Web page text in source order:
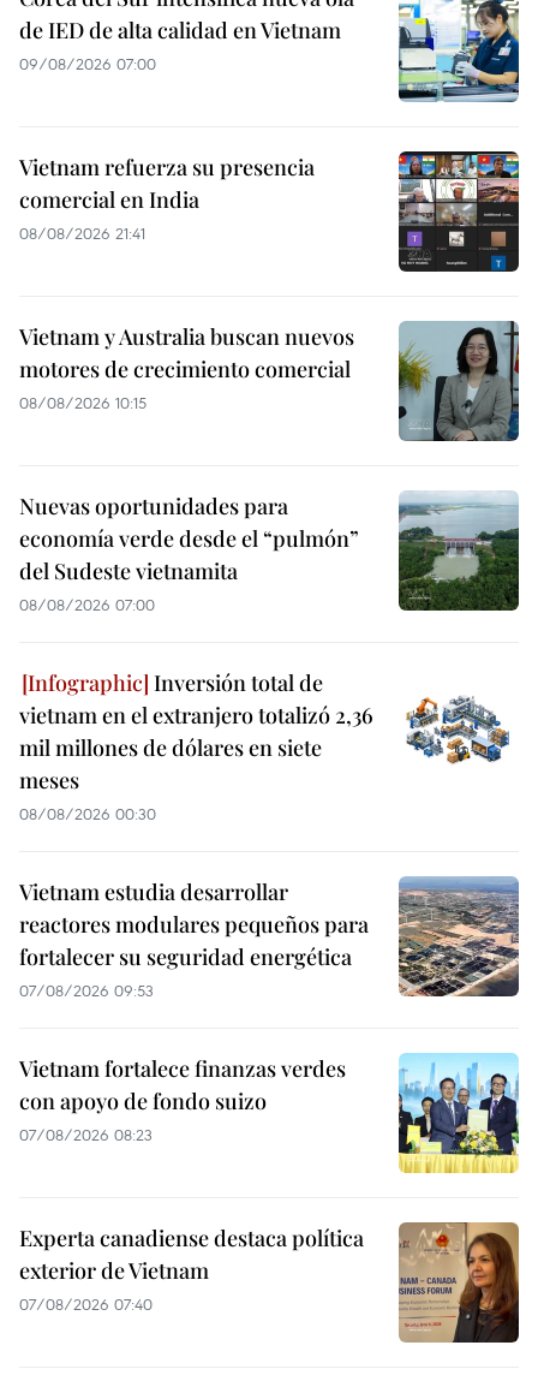
de IED de alta calidad en Vietnam
09/08/2026 07:00
Vietnam refuerza su presencia
comercial en India
08/08/2026 21:41
Vietnam y Australia buscan nuevos
motores de crecimiento comercial
08/08/2026 10:15
Nuevas oportunidades para
economía verde desde el “pulmón”
del Sudeste vietnamita
08/08/2026 07:00
Inversión total de
vietnam en el extranjero totalizó 2,36
mil millones de dólares en siete
meses
08/08/2026 00:30
Vietnam estudia desarrollar
reactores modulares pequeños para
fortalecer su seguridad energética
07/08/2026 09:53
Vietnam fortalece finanzas verdes
con apoyo de fondo suizo
07/08/2026 08:23
Experta canadiense destaca política
exterior de Vietnam
07/08/2026 07:40